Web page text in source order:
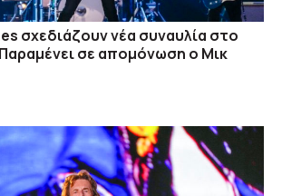
σχεδιάζουν νέα συναυλία στο
σε απομόνωση ο Μικ